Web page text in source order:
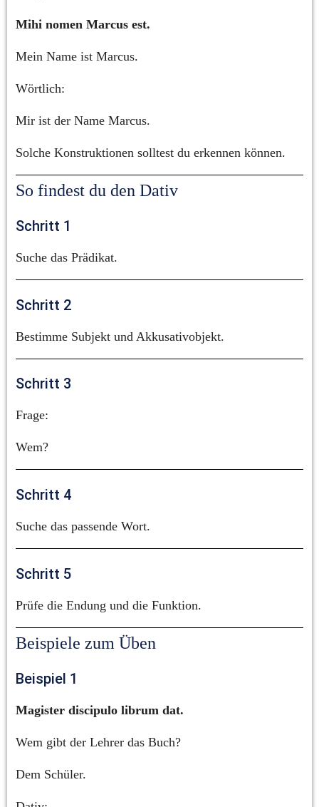
Mihi nomen Marcus est.
Mein Name ist Marcus.
Wörtlich:
Mir ist der Name Marcus.
Solche Konstruktionen solltest du erkennen können.
So findest du den Dativ
Schritt 1
Suche das Prädikat.
Schritt 2
Bestimme Subjekt und Akkusativobjekt.
Schritt 3
Frage:
Wem?
Schritt 4
Suche das passende Wort.
Schritt 5
Prüfe die Endung und die Funktion.
Beispiele zum Üben
Beispiel 1
Magister discipulo librum dat.
Wem gibt der Lehrer das Buch?
Dem Schüler.